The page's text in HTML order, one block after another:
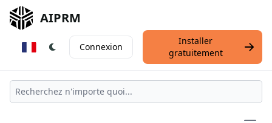
AIPRM
Connexion
Installer
gratuitement